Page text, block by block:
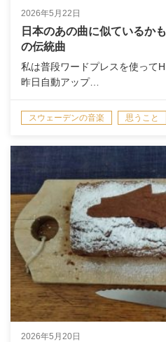
2026年5月22日
日本のあの曲に似ているか
の伝統曲
私は普段ワードプレスを使って
昨日自動アップ…
スウェーデンの音楽 思うこと
2026年5月20日